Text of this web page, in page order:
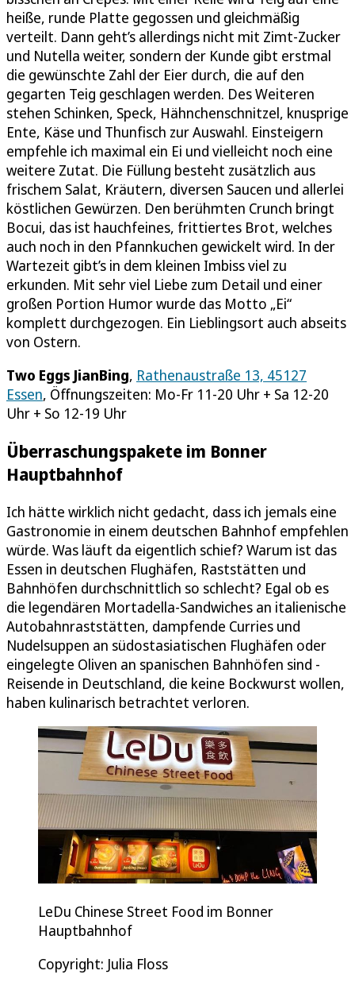
heiße, runde Platte gegossen und gleichmäßig
verteilt. Dann geht’s allerdings nicht mit Zimt-Zucker
und Nutella weiter, sondern der Kunde gibt erstmal
die gewünschte Zahl der Eier durch, die auf den
gegarten Teig geschlagen werden. Des Weiteren
stehen Schinken, Speck, Hähnchenschnitzel, knusprige
Ente, Käse und Thunfisch zur Auswahl. Einsteigern
empfehle ich maximal ein Ei und vielleicht noch eine
weitere Zutat. Die Füllung besteht zusätzlich aus
frischem Salat, Kräutern, diversen Saucen und allerlei
köstlichen Gewürzen. Den berühmten Crunch bringt
Bocui, das ist hauchfeines, frittiertes Brot, welches
auch noch in den Pfannkuchen gewickelt wird. In der
Wartezeit gibt’s in dem kleinen Imbiss viel zu
erkunden. Mit sehr viel Liebe zum Detail und einer
großen Portion Humor wurde das Motto „Ei“
komplett durchgezogen. Ein Lieblingsort auch abseits
von Ostern.
Two Eggs JianBing, Rathenaustraße 13, 45127
Essen, Öffnungszeiten: Mo-Fr 11-20 Uhr + Sa 12-20
Uhr + So 12-19 Uhr
Überraschungspakete im Bonner
Hauptbahnhof
Ich hätte wirklich nicht gedacht, dass ich jemals eine
Gastronomie in einem deutschen Bahnhof empfehlen
würde. Was läuft da eigentlich schief? Warum ist das
Essen in deutschen Flughäfen, Raststätten und
Bahnhöfen durchschnittlich so schlecht? Egal ob es
die legendären Mortadella-Sandwiches an italienische
Autobahnraststätten, dampfende Curries und
Nudelsuppen an südostasiatischen Flughäfen oder
eingelegte Oliven an spanischen Bahnhöfen sind -
Reisende in Deutschland, die keine Bockwurst wollen,
haben kulinarisch betrachtet verloren.
LeDu Chinese Street Food im Bonner
Hauptbahnhof
Copyright: Julia Floss